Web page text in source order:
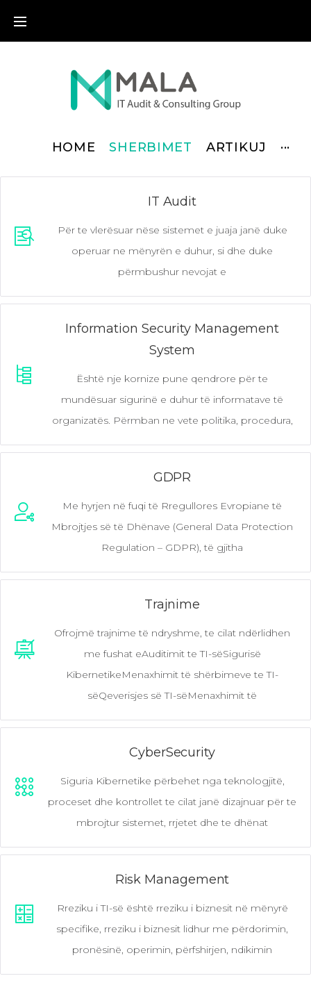
HOME SHERBIMET ARTIKUJ ···
IT Audit
Për te vlerësuar nëse sistemet e juaja janë duke
operuar ne mënyrën e duhur, si dhe duke
përmbushur nevojat e
Information Security Management
System
Është nje kornize pune qendrore për te
mundësuar sigurinë e duhur të informatave të
organizatës. Përmban ne vete politika, procedura,
GDPR
Me hyrjen në fuqi të Rregullores Evropiane të
Mbrojtjes së të Dhënave (General Data Protection
Regulation – GDPR), të gjitha
Trajnime
Ofrojmë trajnime të ndryshme, te cilat ndërlidhen
me fushat eAuditimit te TI-sëSigurisë
KibernetikeMenaxhimit të shërbimeve te TI-
sëQeverisjes së TI-sëMenaxhimit të
CyberSecurity
Siguria Kibernetike përbehet nga teknologjitë,
proceset dhe kontrollet te cilat janë dizajnuar për te
mbrojtur sistemet, rrjetet dhe te dhënat
Risk Management
Rreziku i TI-së është rreziku i biznesit në mënyrë
specifike, rreziku i biznesit lidhur me përdorimin,
pronësinë, operimin, përfshirjen, ndikimin